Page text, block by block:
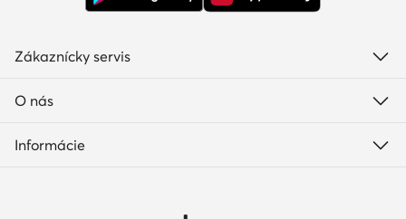
Zákaznícky servis
O nás
Informácie